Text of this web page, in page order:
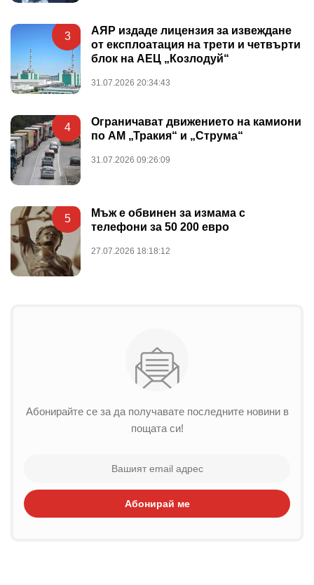
3
АЯР издаде лицензия за извеждане
от експлоатация на трети и четвърти
блок на АЕЦ „Козлодуй“
31.07.2026 20:34:43
4
Ограничават движението на камиони
по АМ „Тракия“ и „Струма“
31.07.2026 09:26:09
5
Мъж е обвинен за измама с
телефони за 50 200 евро
27.07.2026 18:18:12
Абонирайте се за да получавате последните новини в
пощата си!
Абонирай ме